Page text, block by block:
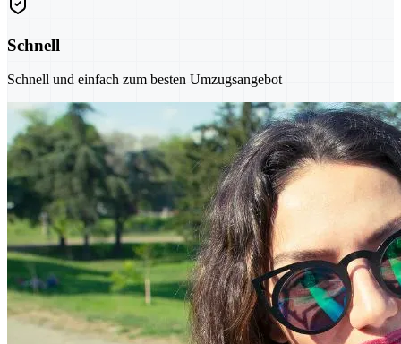
Schnell
Schnell und einfach zum besten Umzugsangebot